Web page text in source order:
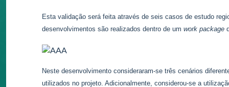
Esta validação será feita através de seis casos de estudo
desenvolvimentos são realizados dentro de um work package
Neste desenvolvimento consideraram-se três cenários
utilizados no projeto. Adicionalmente, considerou-se a